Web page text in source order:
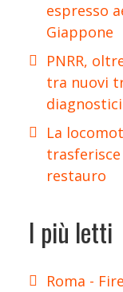
espresso
Giappone
PNRR,
tra nuovi
diagnostici
La
restauro
I più letti
Roma -